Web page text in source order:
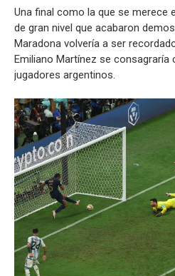
Una final como la que se merece
de gran nivel que acabaron
Maradona volvería a ser
Emiliano Martínez se
jugadores argentinos.